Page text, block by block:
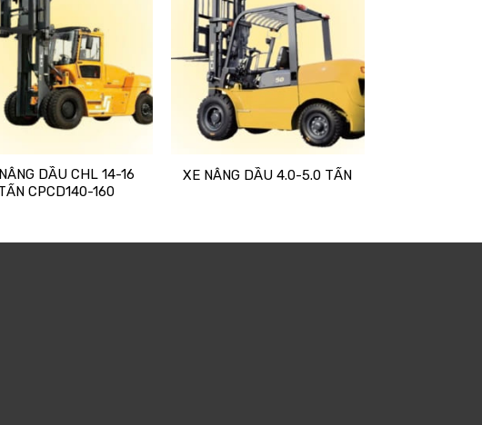
DẦU CHL 14-16
CPCD140-160
XE NÂNG DẦU 4.0-5.0 TẤN